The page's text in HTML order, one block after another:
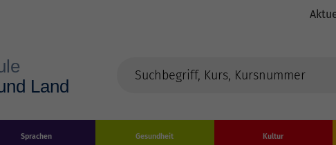
Sprachen Gesundheit Kultur